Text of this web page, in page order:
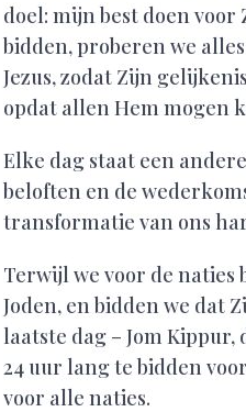
doel: mijn best doen
bidden, proberen we
Jezus, zodat Zijn
opdat allen Hem mogen
Elke dag staat een
beloften en de
transformatie van ons
Terwijl we voor de naties
Joden, en bidden we dat
laatste dag – Jom
24 uur lang te bidden
voor alle naties.